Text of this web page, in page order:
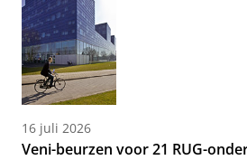
16 juli 2026
Veni-beurzen voor 21 RUG-